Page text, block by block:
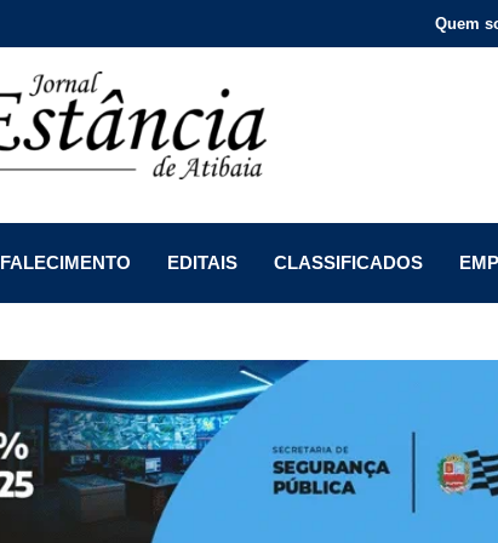
Quem
FALECIMENTO EDITAIS CLASSIFICADOS